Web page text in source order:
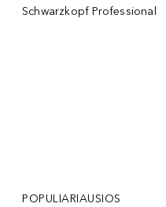
Schwarzkopf Professional
POPULIARIAUSIOS